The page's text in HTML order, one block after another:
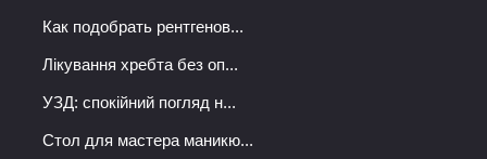
Как подобрать рентгенов...
Лікування хребта без оп...
УЗД: спокійний погляд н...
Стол для мастера маникю...